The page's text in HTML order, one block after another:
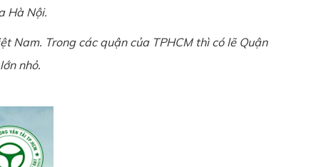
Hà Nội.
Nam. Trong các quận của TPHCM thì có lẽ Quận
nhỏ.